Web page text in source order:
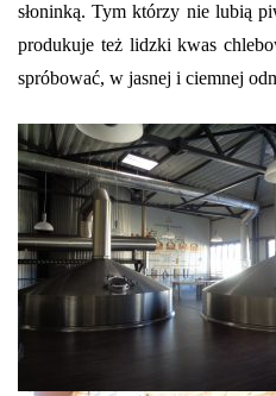
słoninką. Tym którzy nie lubią
produkuje też lidzki kwas
spróbować, w jasnej i ciemnej